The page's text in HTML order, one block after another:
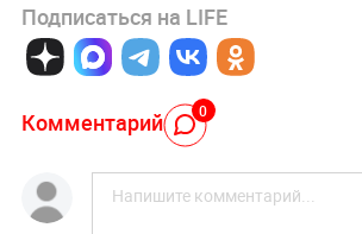
Подписаться на LIFE
Комментарий 0